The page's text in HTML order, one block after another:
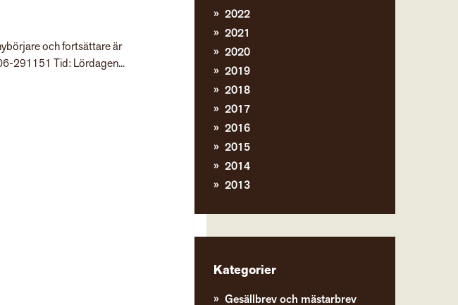
och fortsättare är
291151 Tid: Lördagen...
2022
2021
2020
2019
2018
2017
2016
2015
2014
2013
Kategorier
Gesällbrev och mästarbrev